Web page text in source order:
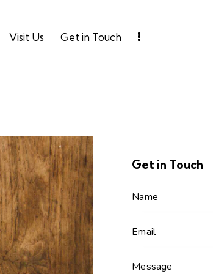
Visit Us Get in Touch
Get in Touch